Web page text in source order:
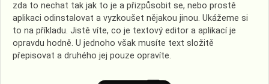
zda to nechat tak jak to je a přizpůsobit se, nebo prostě
aplikaci odinstalovat a vyzkoušet nějakou jinou. Ukážeme si
to na příkladu. Jistě víte, co je textový editor a aplikací je
opravdu hodně. U jednoho však musíte text složitě
přepisovat a druhého jej pouze opravíte.